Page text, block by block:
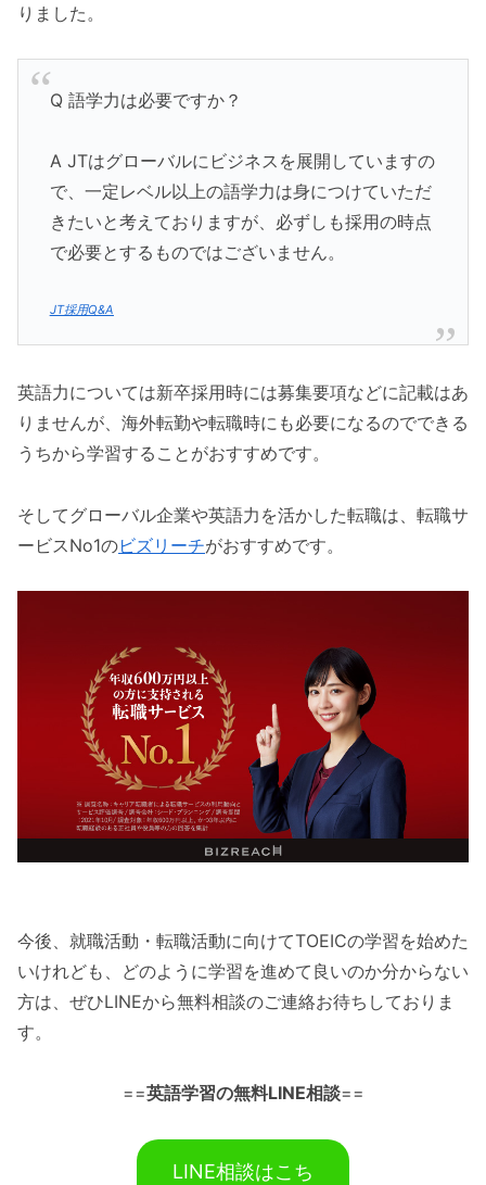
りました。
Q 語学力は必要ですか？
A JTはグローバルにビジネスを展開していますの
で、一定レベル以上の語学力は身につけていただ
きたいと考えておりますが、必ずしも採用の時点
で必要とするものではございません。
JT採用Q&A
英語力については新卒採用時には募集要項などに記載はあ
りませんが、海外転勤や転職時にも必要になるのでできる
うちから学習することがおすすめです。
そしてグローバル企業や英語力を活かした転職は、転職サ
ービスNo1のビズリーチがおすすめです。
今後、就職活動・転職活動に向けてTOEICの学習を始めた
いけれども、どのように学習を進めて良いのか分からない
方は、ぜひLINEから無料相談のご連絡お待ちしておりま
す。
==英語学習の無料LINE相談==
LINE相談はこち